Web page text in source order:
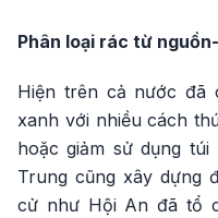
Phân loại rác từ
Hiện trên cả nước đã
xanh với nhiều cách
hoặc giảm sử dụng
Trung cũng xây dựng
cử như Hội An đã tổ